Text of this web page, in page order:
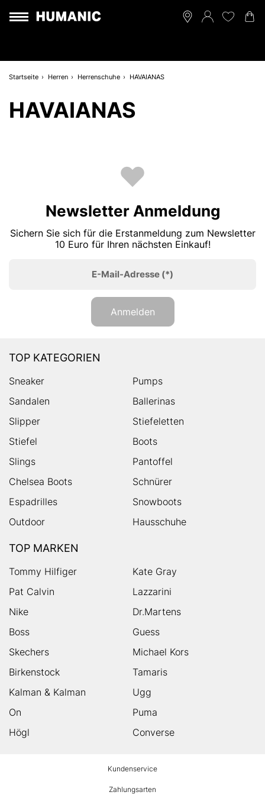
Startseite Herren Herrenschuhe HAVAIANAS
HAVAIANAS
Newsletter Anmeldung
Sichern Sie sich für die Erstanmeldung zum Newsletter
10 Euro für Ihren nächsten Einkauf!
E-Mail-Adresse (*)
Anmelden
TOP KATEGORIEN
Sneaker
Pumps
Sandalen
Ballerinas
Slipper
Stiefeletten
Stiefel
Boots
Slings
Pantoffel
Chelsea Boots
Schnürer
Espadrilles
Snowboots
Outdoor
Hausschuhe
TOP MARKEN
Tommy Hilfiger
Kate Gray
Pat Calvin
Lazzarini
Nike
Dr.Martens
Boss
Guess
Skechers
Michael Kors
Birkenstock
Tamaris
Kalman & Kalman
Ugg
On
Puma
Högl
Converse
Kundenservice
Zahlungsarten